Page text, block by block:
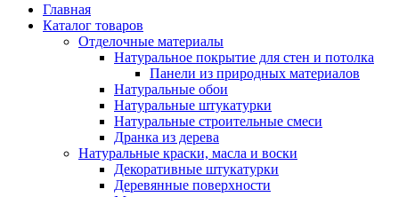
Главная
Каталог товаров
Отделочные материалы
Натуральное покрытие для стен и потолка
Панели из природных материалов
Натуральные обои
Натуральные штукатурки
Натуральные строительные смеси
Дранка из дерева
Натуральные краски, масла и воски
Декоративные штукатурки
Деревянные поверхности